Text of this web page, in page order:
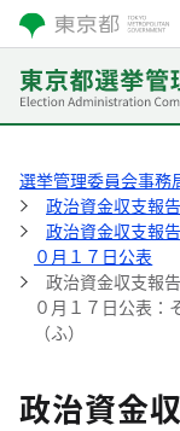
選挙管理委員会事務
政治資金収支報
政治資金収支報
０月１７日公表
政治資金収支報
０月１７日公表：
（ふ）
政治資金